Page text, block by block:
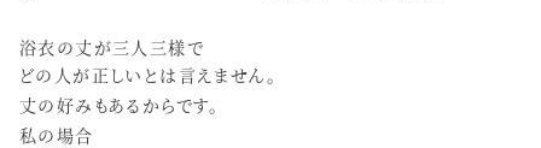
浴衣の丈が三人三様で
どの人が正しいとは言えません。
丈の好みもあるからです。
私の場合